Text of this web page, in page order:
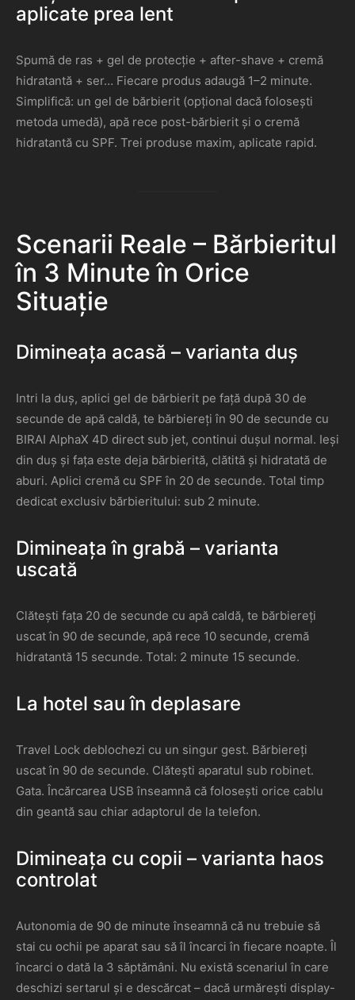
aplicate prea lent
Spumă de ras + gel de protecție + after-shave + cremă
hidratantă + ser… Fiecare produs adaugă 1–2 minute.
Simplifică: un gel de bărbierit (opțional dacă folosești
metoda umedă), apă rece post-bărbierit și o cremă
hidratantă cu SPF. Trei produse maxim, aplicate rapid.
Scenarii Reale – Bărbieritul
în 3 Minute în Orice
Situație
Dimineața acasă – varianta duș
Intri la duș, aplici gel de bărbierit pe față după 30 de
secunde de apă caldă, te bărbiereți în 90 de secunde cu
BIRAI AlphaX 4D direct sub jet, continui dușul normal. Ieși
din duș și fața este deja bărbierită, clătită și hidratată de
aburi. Aplici cremă cu SPF în 20 de secunde. Total timp
dedicat exclusiv bărbieritului: sub 2 minute.
Dimineața în grabă – varianta
uscată
Clătești fața 20 de secunde cu apă caldă, te bărbiereți
uscat în 90 de secunde, apă rece 10 secunde, cremă
hidratantă 15 secunde. Total: 2 minute 15 secunde.
La hotel sau în deplasare
Travel Lock deblochezi cu un singur gest. Bărbiereți
uscat în 90 de secunde. Clătești aparatul sub robinet.
Gata. Încărcarea USB înseamnă că folosești orice cablu
din geantă sau chiar adaptorul de la telefon.
Dimineața cu copii – varianta haos
controlat
Autonomia de 90 de minute înseamnă că nu trebuie să
stai cu ochii pe aparat sau să îl încarci în fiecare noapte. Îl
încarci o dată la 3 săptămâni. Nu există scenariul în care
deschizi sertarul și e descărcat – dacă urmărești display-